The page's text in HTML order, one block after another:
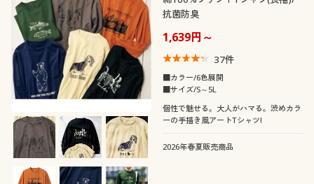
抗菌防臭
1,639円～
37件
■カラー/6色展開
■サイズ/S～5L
個性で魅せる。大人がハマる。渋めカラ
ーの手描き風アートTシャツ!
2026年春夏販売商品